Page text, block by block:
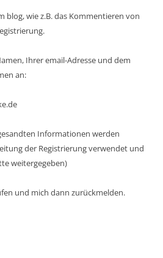
blog, wie z.B. das Kommentieren von
Ihrer email-Adresse und dem
an:
Informationen werden
der Registrierung verwendet und
weitergegeben)
und mich dann zurückmelden.